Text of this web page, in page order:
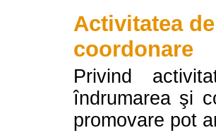
Activitatea
coordonare
Privind
îndrumarea şi
promovare pot